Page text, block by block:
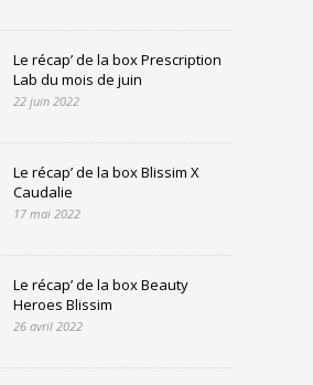
Le récap’ de la box Prescription
Lab du mois de juin
22 juin 2022
Le récap’ de la box Blissim X
Caudalie
17 mai 2022
Le récap’ de la box Beauty
Heroes Blissim
26 avril 2022